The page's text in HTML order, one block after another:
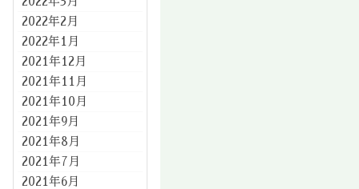
2022年2月
2022年1月
2021年12月
2021年11月
2021年10月
2021年9月
2021年8月
2021年7月
2021年6月